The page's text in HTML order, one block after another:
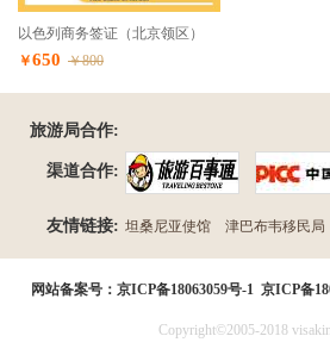
以色列商务签证（北京领区）
￥650 ￥800
旅游局合作:
渠道合作:
友情链接: 坦桑尼亚使馆 津巴布韦移民局
网站备案号： 京ICP备18063059号-1 京ICP备
Copyright©2005-2018